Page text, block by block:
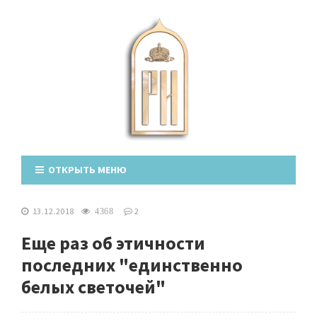
ОТКРЫТЬ МЕНЮ
13.12.2018 4368 2
Еще раз об этичности
последних "единственно
белых светочей"